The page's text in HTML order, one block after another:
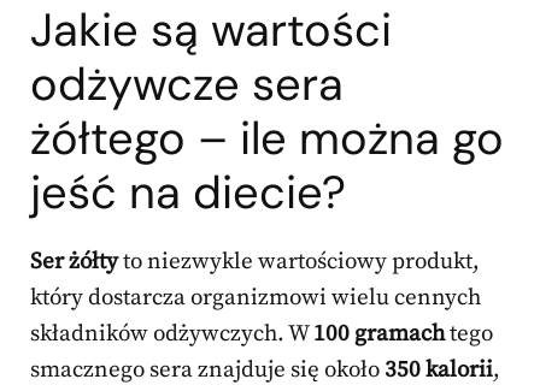
Jakie są wartości
odżywcze sera
żółtego – ile można go
jeść na diecie?
Ser żółtyto niezwykle wartościowy produkt,
który dostarcza organizmowi wielu cennych
składników odżywczych. W100 gramachtego
smacznego sera znajduje się około 350 kalorii,